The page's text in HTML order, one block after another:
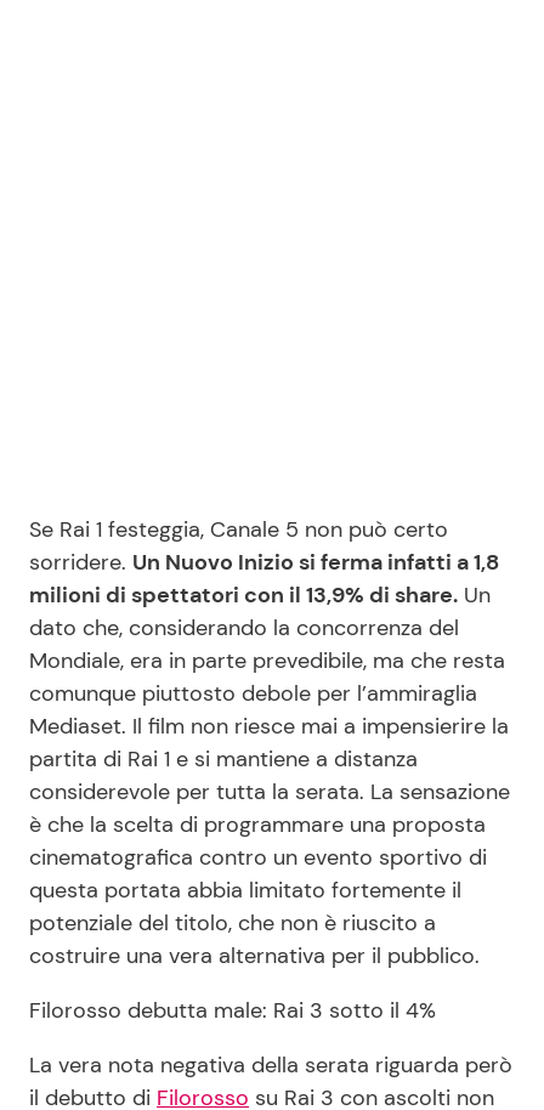
Se Rai 1 festeggia, Canale 5 non può certo
sorridere. Un Nuovo Inizio si ferma infatti a 1,8
milioni di spettatori con il 13,9% di share. Un
dato che, considerando la concorrenza del
Mondiale, era in parte prevedibile, ma che resta
comunque piuttosto debole per l’ammiraglia
Mediaset. Il film non riesce mai a impensierire la
partita di Rai 1 e si mantiene a distanza
considerevole per tutta la serata. La sensazione
è che la scelta di programmare una proposta
cinematografica contro un evento sportivo di
questa portata abbia limitato fortemente il
potenziale del titolo, che non è riuscito a
costruire una vera alternativa per il pubblico.
Filorosso debutta male: Rai 3 sotto il 4%
La vera nota negativa della serata riguarda però
il debutto di Filorosso su Rai 3 con ascolti non